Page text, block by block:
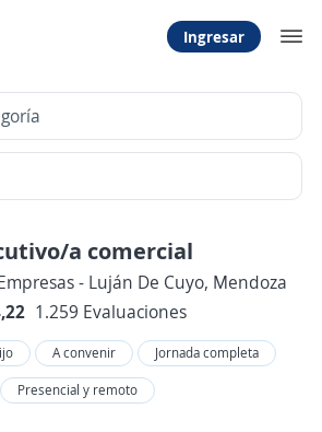
Ingresar
a comercial
- Luján De Cuyo, Mendoza
1.259 Evaluaciones
A convenir
Jornada completa
Presencial y remoto